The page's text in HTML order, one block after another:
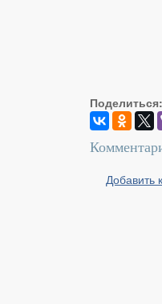
Поделиться:
Добавить